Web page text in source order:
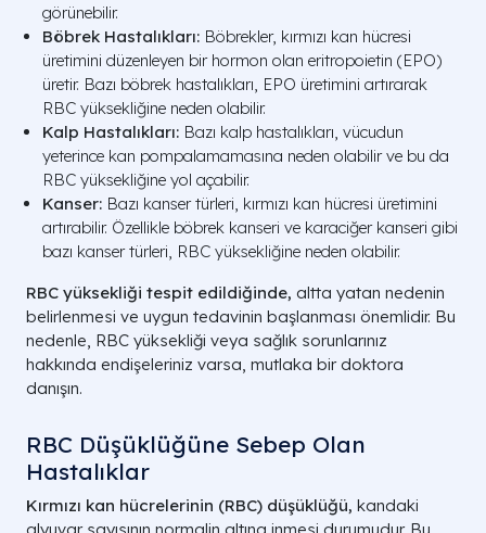
görünebilir.
Böbrek Hastalıkları: Böbrekler, kırmızı kan hücresi
üretimini düzenleyen bir hormon olan eritropoietin (EPO)
üretir. Bazı böbrek hastalıkları, EPO üretimini artırarak
RBC yüksekliğine neden olabilir.
Kalp Hastalıkları: Bazı kalp hastalıkları, vücudun
yeterince kan pompalamamasına neden olabilir ve bu da
RBC yüksekliğine yol açabilir.
Kanser: Bazı kanser türleri, kırmızı kan hücresi üretimini
artırabilir. Özellikle böbrek kanseri ve karaciğer kanseri gibi
bazı kanser türleri, RBC yüksekliğine neden olabilir.
RBC yüksekliği tespit edildiğinde, altta yatan nedenin
belirlenmesi ve uygun tedavinin başlanması önemlidir. Bu
nedenle, RBC yüksekliği veya sağlık sorunlarınız
hakkında endişeleriniz varsa, mutlaka bir doktora
danışın.
RBC Düşüklüğüne Sebep Olan
Hastalıklar
Kırmızı kan hücrelerinin (RBC) düşüklüğü, kandaki
alyuvar sayısının normalin altına inmesi durumudur. Bu